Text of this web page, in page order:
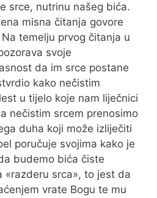
srce, nutrinu našeg bića.
misna čitanja govore
temelju prvog čitanja u
svoje
da im srce postane
kako nečistim
u tijelo koje nam liječnici
nečistim srcem prenosimo
duha koji može izliječiti
poručuje svojima kako je
budemo bića čiste
«razderu srca», to jest da
vrate Bogu te mu